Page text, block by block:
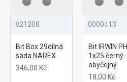
821208
Bit Box 29dílná
sada NAREX
346,00 Kč
0000413
Bit IRWIN PH
1x25 černý-
obyčejný
18,00 Kč